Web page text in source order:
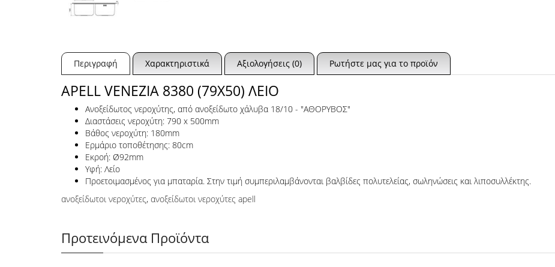
Περιγραφή Χαρακτηριστικά Αξιολογήσεις (0) Ρωτήστε μας για το προϊόν
APELL VENEZIA 8380 (79X50) ΛΕΙΟ
Ανοξείδωτος νεροχύτης, από ανοξείδωτο χάλυβα 18/10 - "ΑΘΟΡΥΒΟΣ"
Διαστάσεις νεροχύτη: 790 x 500mm
Βάθος νεροχύτη: 180mm
Ερμάριο τοποθέτησης: 80cm
Εκροή: Ø92mm
Υφή: Λείο
Προετοιμασμένος για μπαταρία. Στην τιμή συμπεριλαμβάνονται βαλβίδες πολυτελείας, σωληνώσεις και λιποσυλλέκτης.
ανοξείδωτοι νεροχύτες, ανοξείδωτοι νεροχύτες apell
Προτεινόμενα Προϊόντα